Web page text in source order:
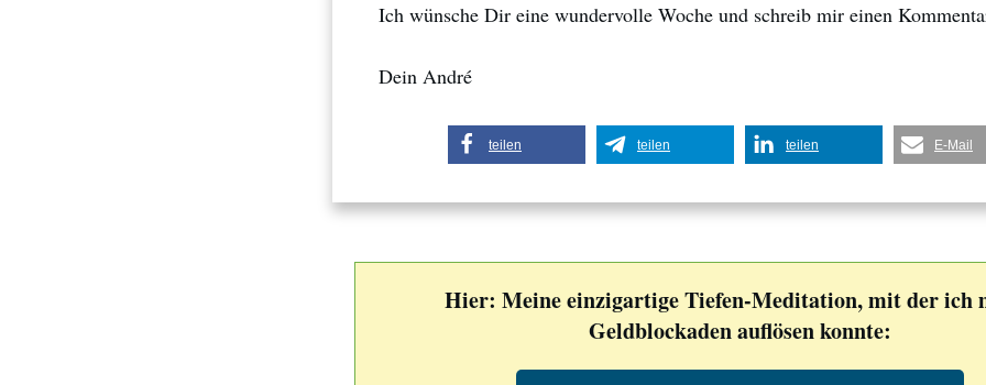
Ich wünsche Dir eine wundervolle Woche und schreib mir einen
Dein André
teilen teilen teilen E-Mail
Hier: Meine einzigartige Tiefen-Meditation, mit der ich
Geldblockaden auflösen konnte: